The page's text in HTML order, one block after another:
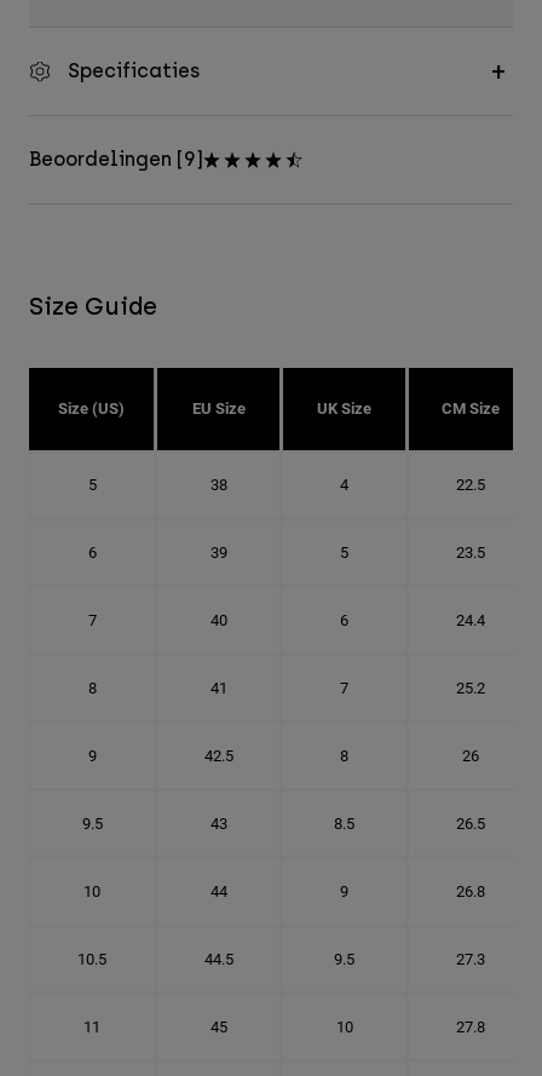
Specificaties
Beoordelingen [9]
Size Guide
Size (US) EU Size UK Size CM Size
5 38 4 22.5
6 39 5 23.5
7 40 6 24.4
8 41 7 25.2
9 42.5 8 26
9.5 43 8.5 26.5
10 44 9 26.8
10.5 44.5 9.5 27.3
11 45 10 27.8